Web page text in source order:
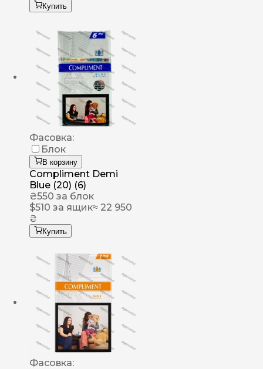
Купить
Фасовка:
Блок
В корзину
Compliment Demi
Blue (20) (6)
₴550 за блок
$510 за ящик≈ 22 950
₴
Купить
Фасовка: